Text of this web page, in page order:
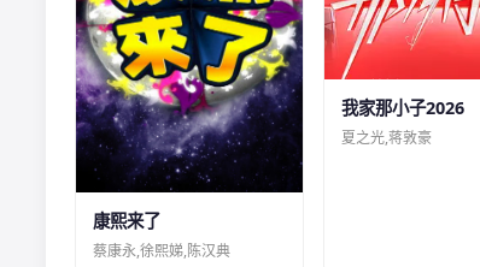
康熙来了
蔡康永,徐熙娣,陈汉典
我家那小子2026
夏之光,蒋敦豪